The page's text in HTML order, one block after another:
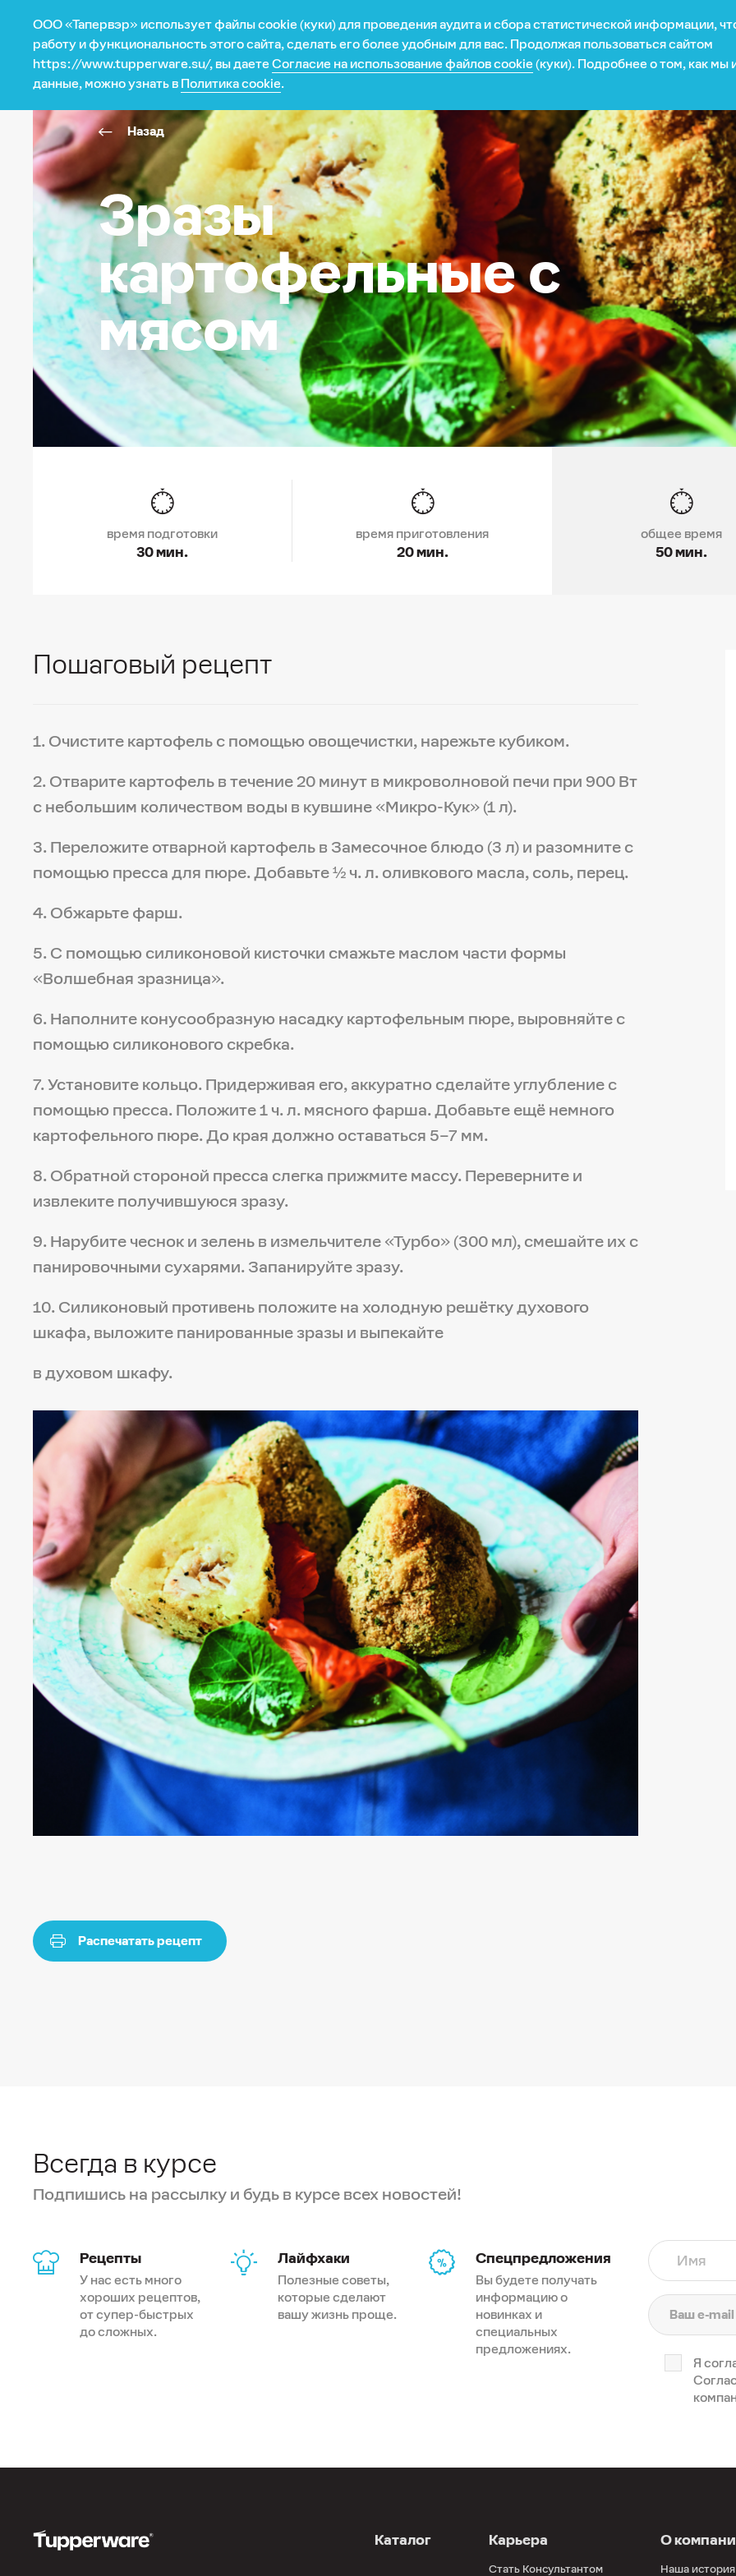
Магазин
Категория
Все для выпечки
Всегда с собой
Изделия из металла
Изделия из микрофибры
Кухонные приборы
Микроволновая печь
Сервировка
Текстиль
Умное хранение
Умные гаджеты
Программа
Каталог
Промо августа
Промо января
Рецепты Новости Карьера Презентация
Назад
Зразы
картофельные с
мясом
общее время
50 мин.
время подготовки
30 мин.
время приготовления
20 мин.
Пошаговый рецепт
1. Очистите картофель с помощью овощечистки, нарежьте кубиком.
2. Отварите картофель в течение 20 минут в микроволновой печи при 900 Вт
с небольшим количеством воды в кувшине «Микро-Кук» (1 л).
3. Переложите отварной картофель в Замесочное блюдо (3 л) и разомните с
помощью пресса для пюре. Добавьте ½ ч. л. оливкового масла, соль, перец.
4. Обжарьте фарш.
5. С помощью силиконовой кисточки смажьте маслом части формы
«Волшебная зразница».
6. Наполните конусообразную насадку картофельным пюре, выровняйте с
помощью силиконового скребка.
7. Установите кольцо. Придерживая его, аккуратно сделайте углубление с
помощью пресса. Положите 1 ч. л. мясного фарша. Добавьте ещё немного
картофельного пюре. До края должно оставаться 5–7 мм.
8. Обратной стороной пресса слегка прижмите массу. Переверните и
извлеките получившуюся зразу.
9. Нарубите чеснок и зелень в измельчителе «Турбо» (300 мл), смешайте их с
панировочными сухарями. Запанируйте зразу.
10. Силиконовый противень положите на холодную решётку духового
шкафа, выложите панированные зразы и выпекайте
в духовом шкафу.
Распечатать рецепт
Всегда в курсе
Подпишись на рассылку и будь в курсе всех новостей!
Рецепты
У нас есть много
хороших рецептов,
от супер-быстрых
до сложных.
Лайфхаки
Полезные советы,
которые сделают
вашу жизнь проще.
Спецпредложения
Вы будете получать
информацию о
новинках и
специальных
предложениях.
Имя
Я
Каталог Карьера
Стать Консультантом
О
Наша история
ООО «Тапервэр» использует файлы cookie (куки) для проведения аудита и сбора статистической информации,
работу и функциональность этого сайта, сделать его более удобным для вас. Продолжая пользоваться сайтом
https://www.tupperware.su/, вы даете Согласие на использование файлов cookie (куки). Подробнее о том, как мы
данные, можно узнать в Политика cookie.